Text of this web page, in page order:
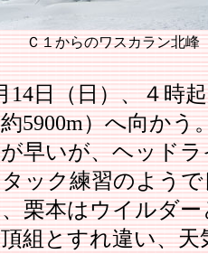
Ｃ１からのワスカラン北峰
14日（日）、４時
5900m）へ向かう
早いが、ヘッド
ック練習のよう
栗本はウイルダ
組とすれ違い、